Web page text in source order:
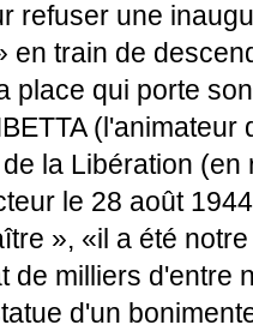
refuser une
en train de
place qui porte
la Libération
le 28 août
», «il a été
de milliers d'entre
d'un